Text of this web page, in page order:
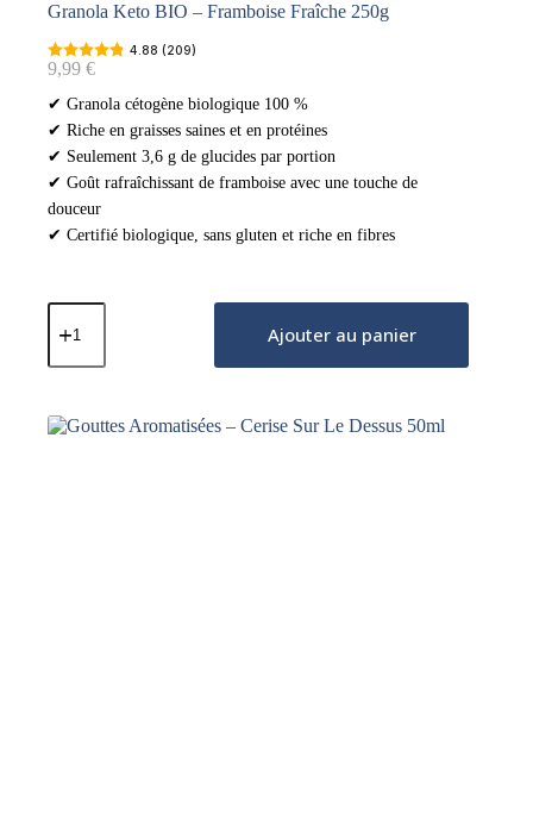
Granola Keto BIO – Framboise Fraîche 250g
4.88 (209)
9,99 €
✔ Granola cétogène biologique 100 %
✔ Riche en graisses saines et en protéines
✔ Seulement 3,6 g de glucides par portion
✔ Goût rafraîchissant de framboise avec une touche de
douceur
✔ Certifié biologique, sans gluten et riche en fibres
quantité
de
Keto
-
Framboise
Ajouter au panier